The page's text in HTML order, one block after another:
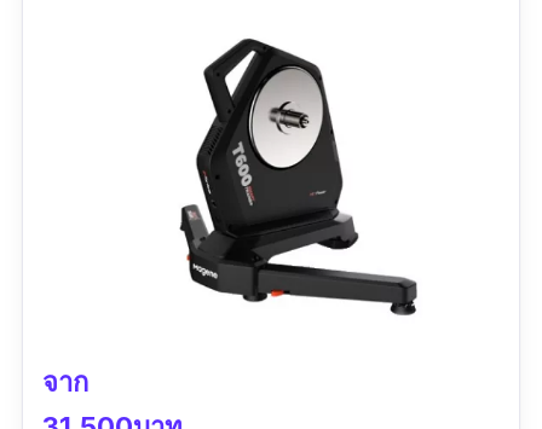
“ทดลองใช้แล้ว ใช้งานได้ดีครับ สเป็คสินค้าตรง
ตามที่ระบุ ใช้ดีจริงไม่จกตาครับ”
จาก